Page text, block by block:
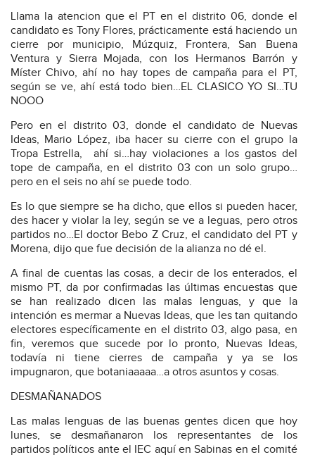
Llama la atencion que el PT en el distrito 06, donde el
candidato es Tony Flores, prácticamente está haciendo un
cierre por municipio, Múzquiz, Frontera, San Buena
Ventura y Sierra Mojada, con los Hermanos Barrón y
Míster Chivo, ahí no hay topes de campaña para el PT,
según se ve, ahí está todo bien…EL CLASICO YO SI…TU
NOOO
Pero en el distrito 03, donde el candidato de Nuevas
Ideas, Mario López, iba hacer su cierre con el grupo la
Tropa Estrella,
ahí si…hay violaciones a los gastos del
tope de campaña, en el distrito 03 con un solo grupo…
pero en el seis no ahí se puede todo.
Es lo que siempre se ha dicho, que ellos si pueden hacer,
des hacer y violar la ley, según se ve a leguas, pero otros
partidos no…El doctor Bebo Z Cruz, el candidato del PT y
Morena, dijo que fue decisión de la alianza no dé el.
A final de cuentas las cosas, a decir de los enterados, el
mismo PT, da por confirmadas las últimas encuestas que
se han realizado dicen las malas lenguas, y que la
intención es mermar a Nuevas Ideas, que les tan quitando
electores específicamente en el distrito 03, algo pasa, en
fin, veremos que sucede por lo pronto, Nuevas Ideas,
todavía ni tiene cierres de campaña y ya se los
impugnaron, que botaniaaaaa…a otros asuntos y cosas.
DESMAÑANADOS
Las malas lenguas de las buenas gentes dicen que hoy
lunes, se desmañanaron los representantes de los
partidos políticos ante el IEC aquí en Sabinas en el comité